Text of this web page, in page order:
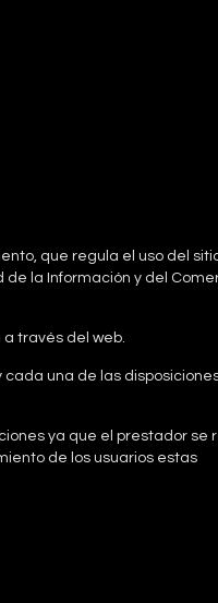
que regula el uso del
la Información y del
través del web.
una de las
ya que el prestador se
de los usuarios estas